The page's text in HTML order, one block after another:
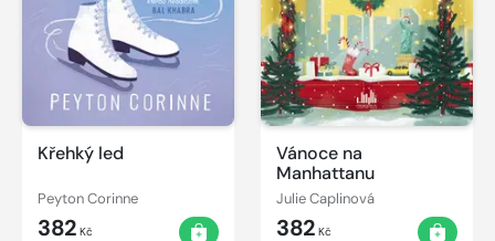
Křehký led
Peyton Corinne
382 Kč
Vánoce na
Manhattanu
Julie Caplinová
382 Kč